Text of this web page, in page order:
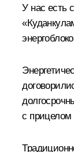
У нас есть
с прицелом